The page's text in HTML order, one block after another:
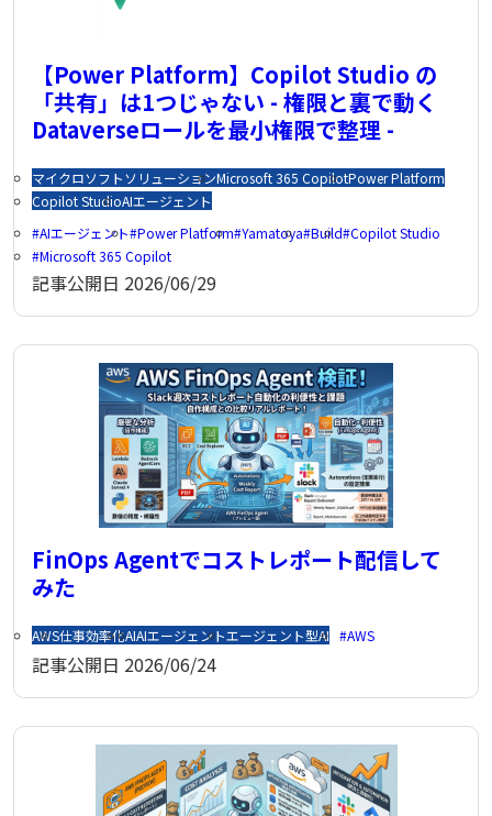
【Power Platform】Copilot Studio の
「共有」は1つじゃない - 権限と裏で動く
Dataverseロールを最小権限で整理 -
マイクロソフトソリューションMicrosoft 365 CopilotPower Platform
Copilot StudioAIエージェント
AIエージェント Power Platform Yamatoya Build Copilot Studio
Microsoft 365 Copilot
記事公開日 2026/06/29
FinOps Agentでコストレポート配信して
みた
AWS仕事効率化AIAIエージェントエージェント型AI AWS
記事公開日 2026/06/24